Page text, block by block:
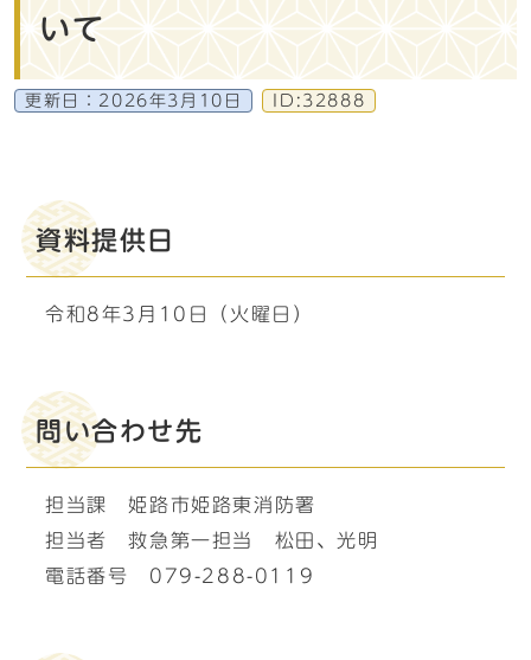
いて
更新日： 2026年3月10日 ID:32888
資料提供日
令和8年3月10日（火曜日）
問い合わせ先
担当課 姫路市姫路東消防署
担当者 救急第一担当 松田、光明
電話番号 079-288-0119